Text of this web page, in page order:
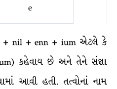
e
+ nil + enn + ium એટલે કે
કહેવાય છે અને તેને સંજ્ઞા
આવી હતી. તત્વોનાં નામ